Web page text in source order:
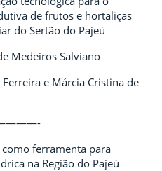
de frutos e hortaliças
do Sertão do Pajeú
Medeiros Salviano
e Márcia Cristina de
ferramenta para
na Região do Pajeú